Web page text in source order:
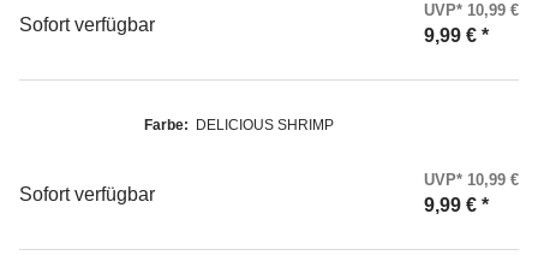
Sofort verfügbar
UVP* 10,99 €
9,99 € *
Farbe: DELICIOUS SHRIMP
Sofort verfügbar
UVP* 10,99 €
9,99 € *